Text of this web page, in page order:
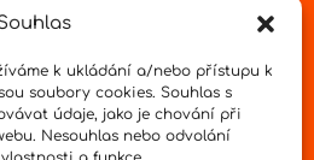
k ukládání a/nebo přístupu k
soubory cookies. Souhlas s
údaje, jako je chování při
Nesouhlas nebo odvolání